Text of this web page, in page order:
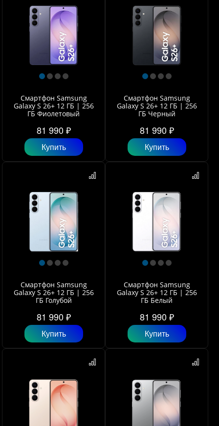
Смартфон Samsung
Galaxy S 26+ 12 ГБ | 256
ГБ Фиолетовый
81 990 ₽
Купить
Смартфон Samsung
Galaxy S 26+ 12 ГБ | 256
ГБ Черный
81 990 ₽
Купить
Смартфон Samsung
Galaxy S 26+ 12 ГБ | 256
ГБ Голубой
81 990 ₽
Купить
Смартфон Samsung
Galaxy S 26+ 12 ГБ | 256
ГБ Белый
81 990 ₽
Купить